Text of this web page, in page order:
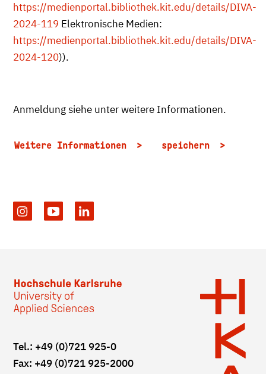
https://medienportal.bibliothek.kit.edu/details/DIVA-
2024-119 Elektronische Medien:
https://medienportal.bibliothek.kit.edu/details/DIVA-
2024-120)).
Anmeldung siehe unter weitere Informationen.
Weitere Informationen speichern
Tel.: +49 (0)721 925-0
Fax: +49 (0)721 925-2000